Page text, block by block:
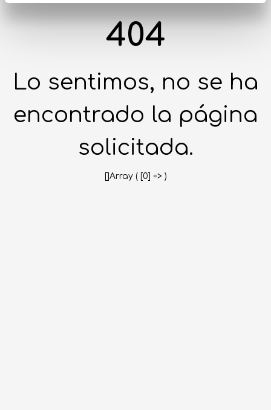
404
Lo sentimos, no se ha
encontrado la página
solicitada.
[]Array ( [0] => )